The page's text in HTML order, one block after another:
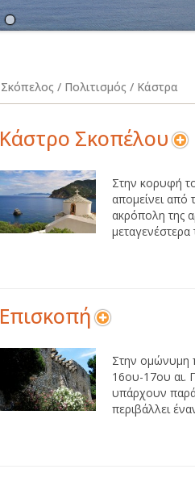
Σκόπελος / Πολιτισμός / Κάστρα
Κάστρο Σκοπέλου
Στην κορυφή
απομείνει από
ακρόπολη της
μεταγενέστερα
Επισκοπή
Στην ομώνυμη
16ου-17ου αι.
υπάρχουν
περιβάλλει